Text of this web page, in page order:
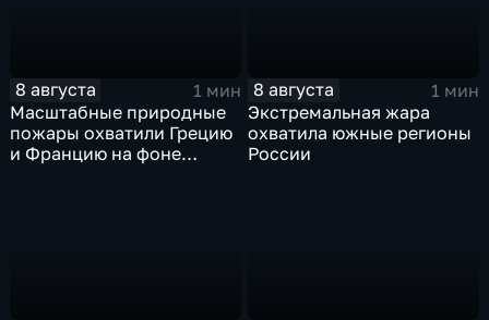
8 августа
1 мин
Масштабные природные
пожары охватили Грецию
и Францию на фоне
8 августа
1 мин
Экстремальная жара
охватила южные регионы
России